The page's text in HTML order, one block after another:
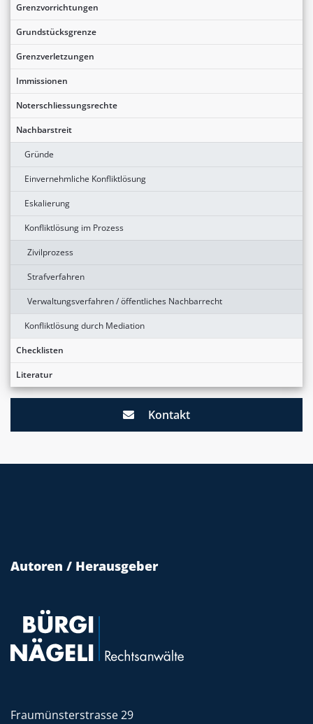
Grenzvorrichtungen
Grundstücksgrenze
Grenzverletzungen
Immissionen
Noterschliessungsrechte
Nachbarstreit
Gründe
Einvernehmliche Konfliktlösung
Eskalierung
Konfliktlösung im Prozess
Zivilprozess
Strafverfahren
Verwaltungsverfahren / öffentliches Nachbarrecht
Konfliktlösung durch Mediation
Checklisten
Literatur
Kontakt
Autoren / Herausgeber
Fraumünsterstrasse 29